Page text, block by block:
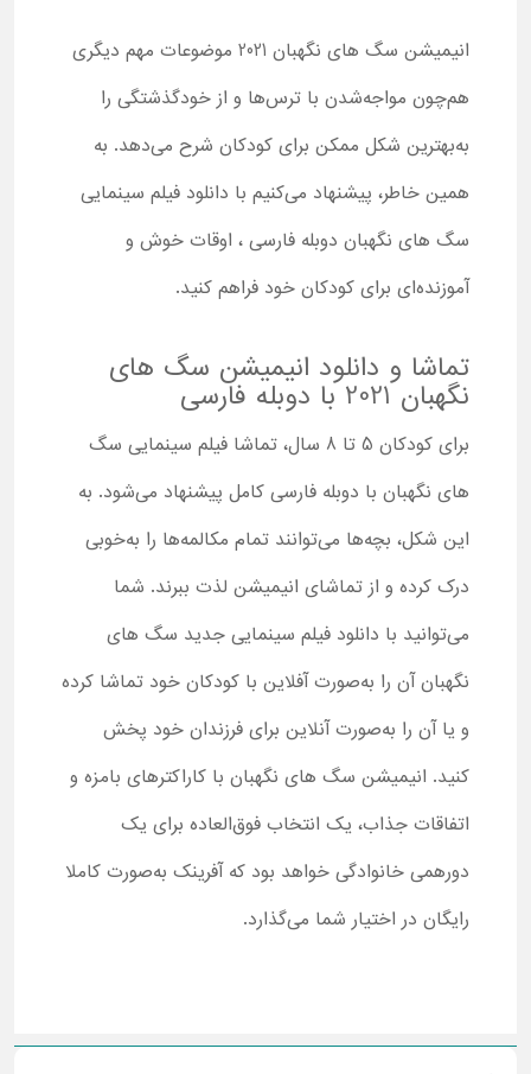
انیمیشن سگ های نگهبان 2021 موضوعات مهم دیگری
هم‌چون مواجه‌شدن با ترس‌ها و از خودگذشتگی را
به‌بهترین شکل ممکن برای کودکان شرح می‌دهد. به
همین خاطر، پیشنهاد می‌کنیم با دانلود فیلم سینمایی
سگ های نگهبان دوبله فارسی ، اوقات خوش و
آموزنده‌ای برای کودکان خود فراهم کنید.
تماشا و دانلود انیمیشن سگ های
نگهبان 2021 با دوبله فارسی
برای کودکان 5 تا 8 سال، تماشا فیلم سینمایی سگ
های نگهبان با دوبله فارسی کامل پیشنهاد می‌شود. به
این شکل، بچه‌ها می‌توانند تمام مکالمه‌ها را به‌خوبی
درک کرده و از تماشای انیمیشن لذت ببرند. شما
می‌توانید با دانلود فیلم سینمایی جدید سگ های
نگهبان آن را به‌صورت آفلاین با کودکان خود تماشا کرده
و یا آن را به‌صورت آنلاین برای فرزندان خود پخش
کنید. انیمیشن سگ های نگهبان با کاراکترهای بامزه و
اتفاقات جذاب، یک انتخاب فوق‌العاده برای یک
دورهمی خانوادگی خواهد بود که آفرینک به‌صورت کاملا
رایگان در اختیار شما می‌گذارد.